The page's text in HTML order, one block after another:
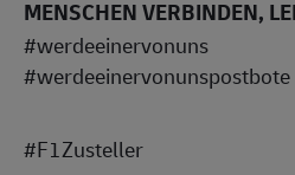
MENSCHEN VERBINDEN,
#werdeeinervonuns
#F1Zusteller